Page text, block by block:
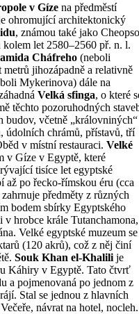
v Gíze na předměstí
ohromující architektonický
, známou také jako
let 2580–2560 př. n. l.
Cháfreho (neboli
jihozápadně a relativně
Mykerinova) dále na
Velká sfinga, o které
těchto pozoruhodných
budov, včetně „královniných“
údolních chrámů, přístavů, tří
v místní restauraci. Velké
v Gíze v Egyptě, které
tisíce let egyptské
až po řecko-římskou éru (cca
předměty z různých
bodem sbírky Egyptského
v hrobce krále Tutanchamona,
Velké egyptské muzeum se
(120 akrů), což z něj činí
Souk Khan el-Khalili je
Káhiry v Egyptě. Tato čtvrť
a pojmenovaná po jednom z
Stal se jednou z hlavních
návrat na hotel, nocleh.